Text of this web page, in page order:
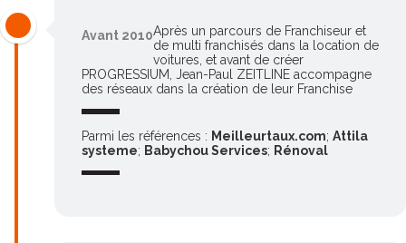
Avant 2010Après un parcours de Franchiseur et
de multi franchisés dans la location de
voitures, et avant de créer
PROGRESSIUM, Jean-Paul ZEITLINE accompagne
des réseaux dans la création de leur Franchise
Parmi les références : Meilleurtaux.com; Attila
systeme; Babychou Services; Rénoval